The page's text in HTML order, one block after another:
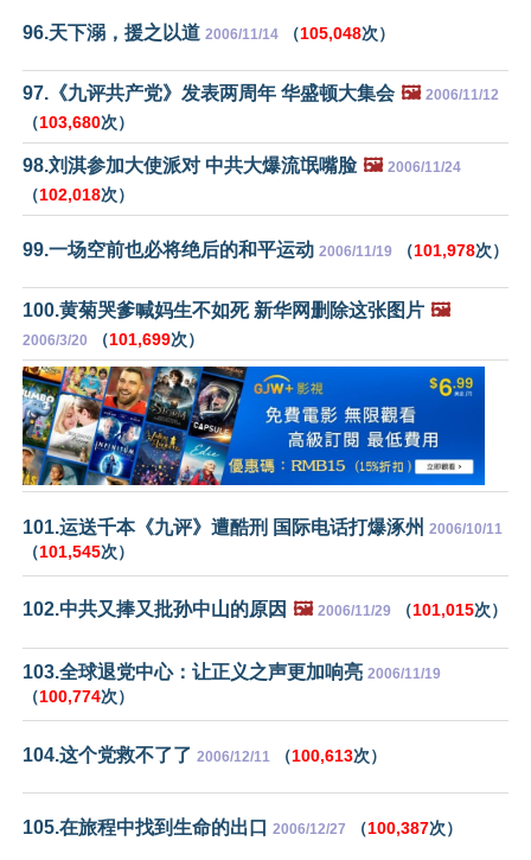
96.天下溺，援之以道 2006/11/14 （105,048次）
97.《九评共产党》发表两周年 华盛顿大集会 🖼️ 2006/11/12
（103,680次）
98.刘淇参加大使派对 中共大爆流氓嘴脸 🖼️ 2006/11/24
（102,018次）
99.一场空前也必将绝后的和平运动 2006/11/19 （101,978次）
100.黄菊哭爹喊妈生不如死 新华网删除这张图片 🖼️
2006/3/20 （101,699次）
101.运送千本《九评》遭酷刑 国际电话打爆涿州 2006/10/11
（101,545次）
102.中共又捧又批孙中山的原因 🖼️ 2006/11/29 （101,015次）
103.全球退党中心：让正义之声更加响亮 2006/11/19
（100,774次）
104.这个党救不了了 2006/12/11 （100,613次）
105.在旅程中找到生命的出口 2006/12/27 （100,387次）